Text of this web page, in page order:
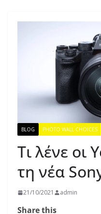
BLOG PHOTO WALL CHOICES
Τι λένε οι
τη νέα
21/10/2021 admin
Share this